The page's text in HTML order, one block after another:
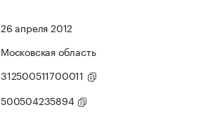
26 апреля 2012
Московская область
312500511700011
500504235894